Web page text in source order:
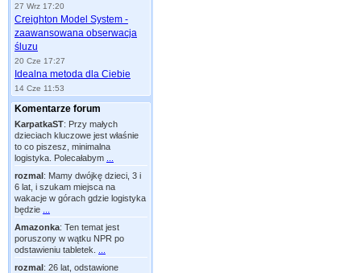
27 Wrz 17:20
Creighton Model System -
zaawansowana obserwacja
śluzu
20 Cze 17:27
Idealna metoda dla Ciebie
14 Cze 11:53
Komentarze forum
KarpatkaST: Przy małych
dzieciach kluczowe jest właśnie
to co piszesz, minimalna
logistyka. Polecałabym
rozmal: Mamy dwójkę dzieci, 3 i
6 lat, i szukam miejsca na
wakacje w górach gdzie logistyka
będzie
Amazonka: Ten temat jest
poruszony w wątku NPR po
odstawieniu tabletek.
rozmal: 26 lat, odstawione